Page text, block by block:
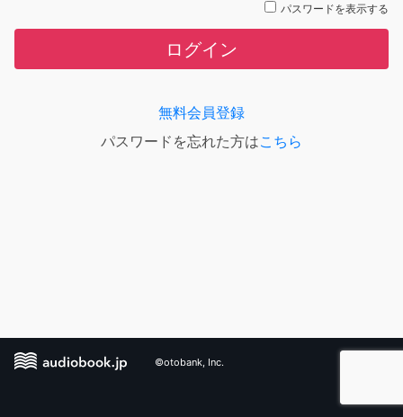
パスワードを表示する
ログイン
無料会員登録
パスワードを忘れた方はこちら
©otobank, Inc.